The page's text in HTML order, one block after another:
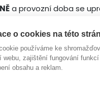
a provozní doba se
o cookies na této
používáme ke
webu, zajištění fungování
obsahu a reklam.